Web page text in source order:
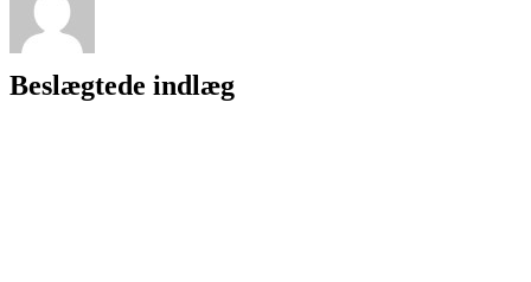
Beslægtede indlæg